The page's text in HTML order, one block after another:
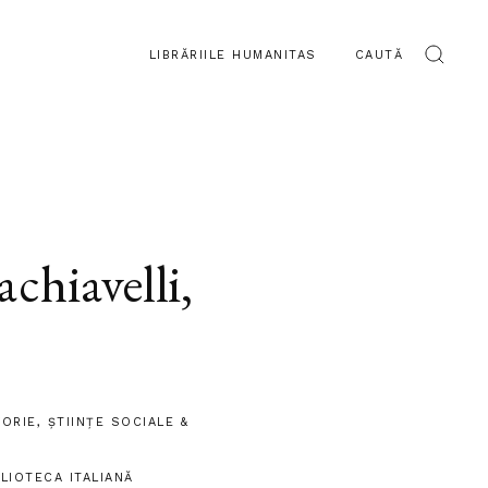
LIBRĂRIILE HUMANITAS CAUTĂ
,
, ȘTIINŢE SOCIALE &
ITALIANĂ